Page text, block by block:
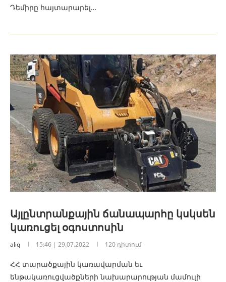
Դեմիրը հայտարարել…
Այլընտրանքային ճանապարհը կսկսեն
կառուցել օգոստոսին
aliq 15:46 | 29.07.2022 120 դիտում
ՀՀ տարածքային կառավարման եւ
ենթակառուցվածքների նախարարության մամուլի